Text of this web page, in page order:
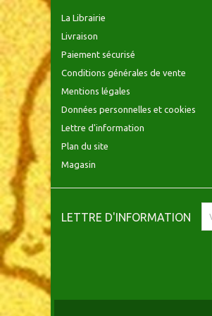
La Librairie
Livraison
Paiement sécurisé
Conditions générales de vente
Mentions légales
Données personnelles et cookies
Lettre d'information
Plan du site
Magasin
LETTRE D'INFORMATION